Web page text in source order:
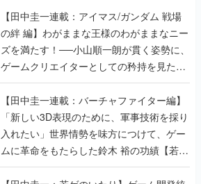
【田中圭一連載：アイマス/ガンダム 戦場
の絆 編】わがままな王様のわがままなニー
ズを満たす！──小山順一朗が貫く姿勢に、
ゲームクリエイターとしての矜持を見た
【若ゲのいたり最終回】
【田中圭一連載：バーチャファイター編】
「新しい3D表現のために、軍事技術を採り
入れたい」世界情勢を味方につけて、ゲー
ムに革命をもたらした鈴木 裕の功績【若ゲ
のいたり】